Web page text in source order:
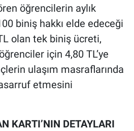
öğrencilerin aylık
biniş hakkı elde edeceği
olan tek biniş ücreti,
için 4,80 TL’ye
ulaşım masraflarında
etmesini
KARTI’NIN DETAYLARI